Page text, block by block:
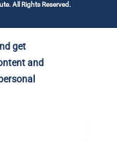
All Rights Reserved.
get
and